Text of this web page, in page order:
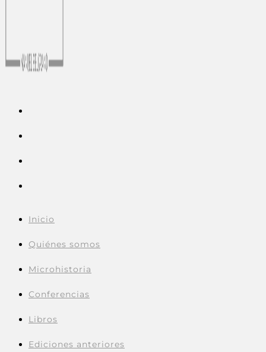
Inicio
Quiénes somos
Microhistoria
Conferencias
Libros
Ediciones anteriores